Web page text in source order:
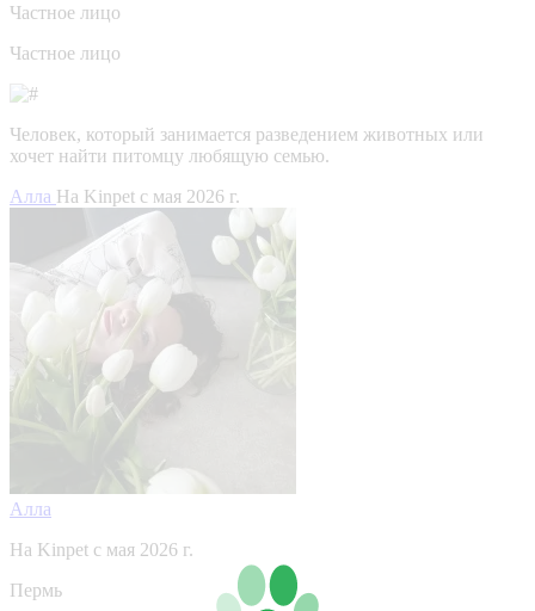
Частное лицо
Частное лицо
Человек, который занимается разведением животных или
хочет найти питомцу любящую семью.
Алла На Kinpet c мая 2026 г.
Алла
На Kinpet c мая 2026 г.
Пермь